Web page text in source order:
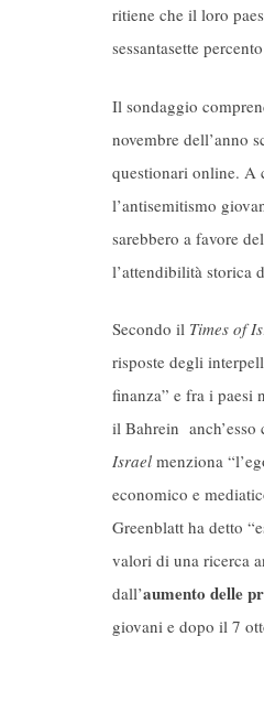
ritiene che il loro
sessantasette
Il sondaggio
novembre dell’anno
questionari online. A
l’antisemitismo
sarebbero a favore
l’attendibilità storica
Secondo il Times of
risposte degli
finanza” e fra i paesi
il Bahrein
Israel menziona
economico e
Greenblatt ha detto
valori di una ricerca
dall’aumento delle
giovani e dopo il 7